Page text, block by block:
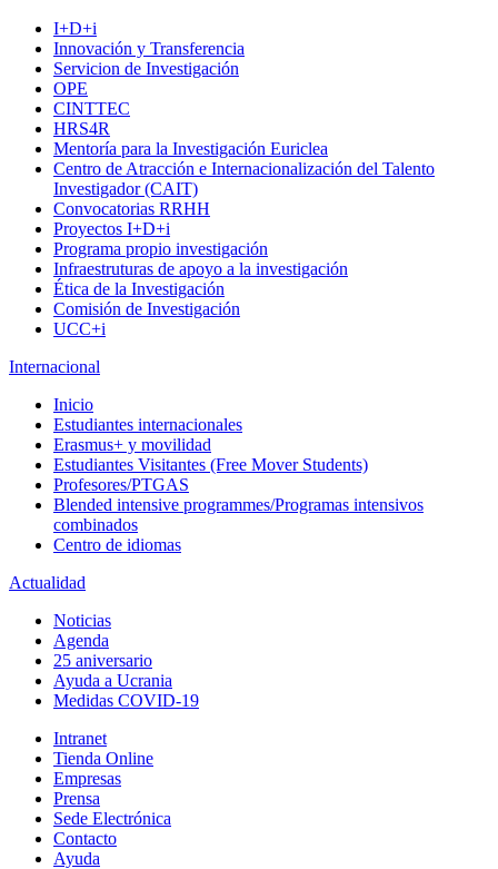
I+D+i
Innovación y Transferencia
Servicion de Investigación
OPE
CINTTEC
HRS4R
Mentoría para la Investigación Euriclea
Centro de Atracción e Internacionalización del Talento
Investigador (CAIT)
Convocatorias RRHH
Proyectos I+D+i
Programa propio investigación
Infraestruturas de apoyo a la investigación
Ética de la Investigación
Comisión de Investigación
UCC+i
Internacional
Inicio
Estudiantes internacionales
Erasmus+ y movilidad
Estudiantes Visitantes (Free Mover Students)
Profesores/PTGAS
Blended intensive programmes/Programas intensivos
combinados
Centro de idiomas
Actualidad
Noticias
Agenda
25 aniversario
Ayuda a Ucrania
Medidas COVID-19
Intranet
Tienda Online
Empresas
Prensa
Sede Electrónica
Contacto
Ayuda